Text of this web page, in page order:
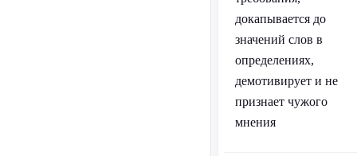
докапывается до
значений слов в
определениях,
демотивирует и не
признает чужого
мнения